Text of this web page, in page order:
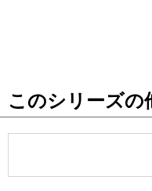
このシリーズの